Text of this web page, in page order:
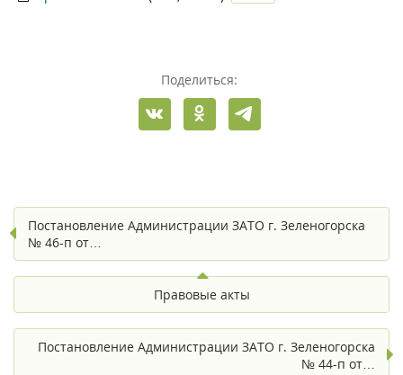
Поделиться:
Постановление Администрации ЗАТО г. Зеленогорска
№ 46-п от…
Правовые акты
Постановление Администрации ЗАТО г. Зеленогорска
№ 44-п от…